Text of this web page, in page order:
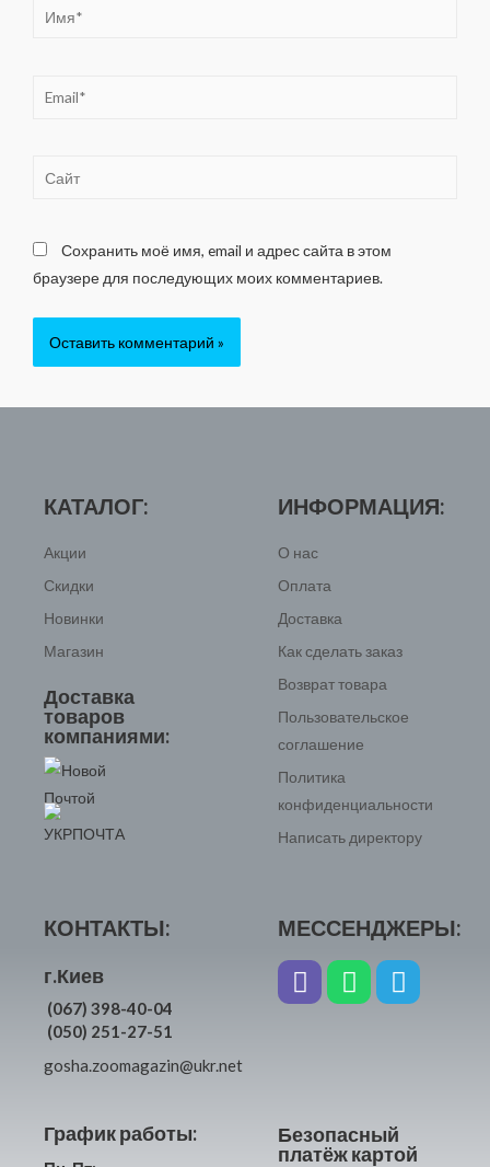
Сохранить моё имя, email и адрес сайта в этом
браузере для последующих моих комментариев.
КАТАЛОГ:
Акции
Скидки
Новинки
Магазин
Доставка
товаров
компаниями:
ИНФОРМАЦИЯ:
О нас
Оплата
Доставка
Как сделать заказ
Возврат товара
Пользовательское
соглашение
Политика
конфиденциальности
Написать директору
КОНТАКТЫ:
г.Киев
(067) 398-40-04
(050) 251-27-51
gosha.zoomagazin@ukr.net
График работы:
МЕССЕНДЖЕРЫ:
Безопасный
платёж картой